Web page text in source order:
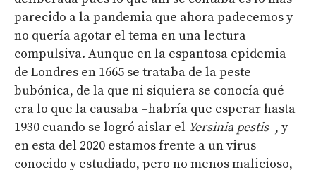
parecido a la pandemia que ahora padecemos y
no quería agotar el tema en una lectura
compulsiva. Aunque en la espantosa epidemia
de Londres en 1665 se trataba de la peste
bubónica, de la que ni siquiera se conocía qué
era lo que la causaba –habría que esperar hasta
1930 cuando se logró aislar el Yersinia pestis–, y
en esta del 2020 estamos frente a un virus
conocido y estudiado, pero no menos malicioso,